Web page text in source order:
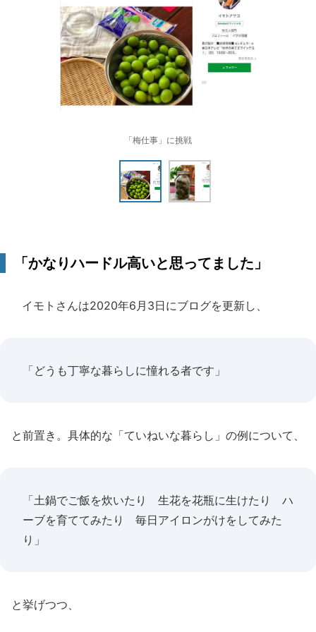
「梅仕事」に挑戦
「かなりハードル高いと思ってました」
イモトさんは2020年6月3日にブログを更新し、
「どうも丁寧な暮らしに憧れる者です」
と前置き。具体的な「ていねいな暮らし」の例について、
「土鍋でご飯を炊いたり 生花を花瓶に生けたり ハ
ーブを育ててみたり 毎日アイロンがけをしてみた
り」
と挙げつつ、